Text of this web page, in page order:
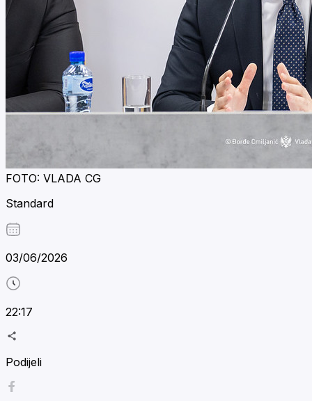
FOTO: VLADA CG
Standard
03/06/2026
22:17
Podijeli